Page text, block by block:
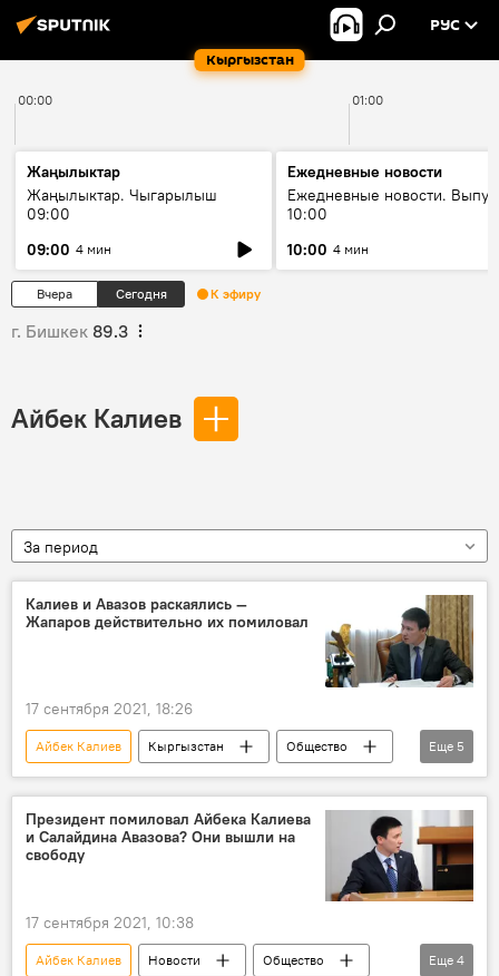
Кыргызстан
РУС
00:00 01:00
Жаңылыктар
Жаңылыктар. Чыгарылыш
09:00
09:00 4 мин
Ежедневные новости
Ежедневные новости.
10:00
10:00 4 мин
Вчера Сегодня К эфиру
г. Бишкек 89.3
Айбек Калиев
За период
Калиев и Авазов раскаялись —
Жапаров действительно их помиловал
17 сентября 2021, 18:26
Айбек Калиев Кыргызстан
Общество
Новости
Салайдин Авазов
указ
Садыр Жапаров
Еще 5
Президент помиловал Айбека Калиева
и Салайдина Авазова? Они вышли на
свободу
17 сентября 2021, 10:38
Айбек Калиев Новости
Общество
Еще 4